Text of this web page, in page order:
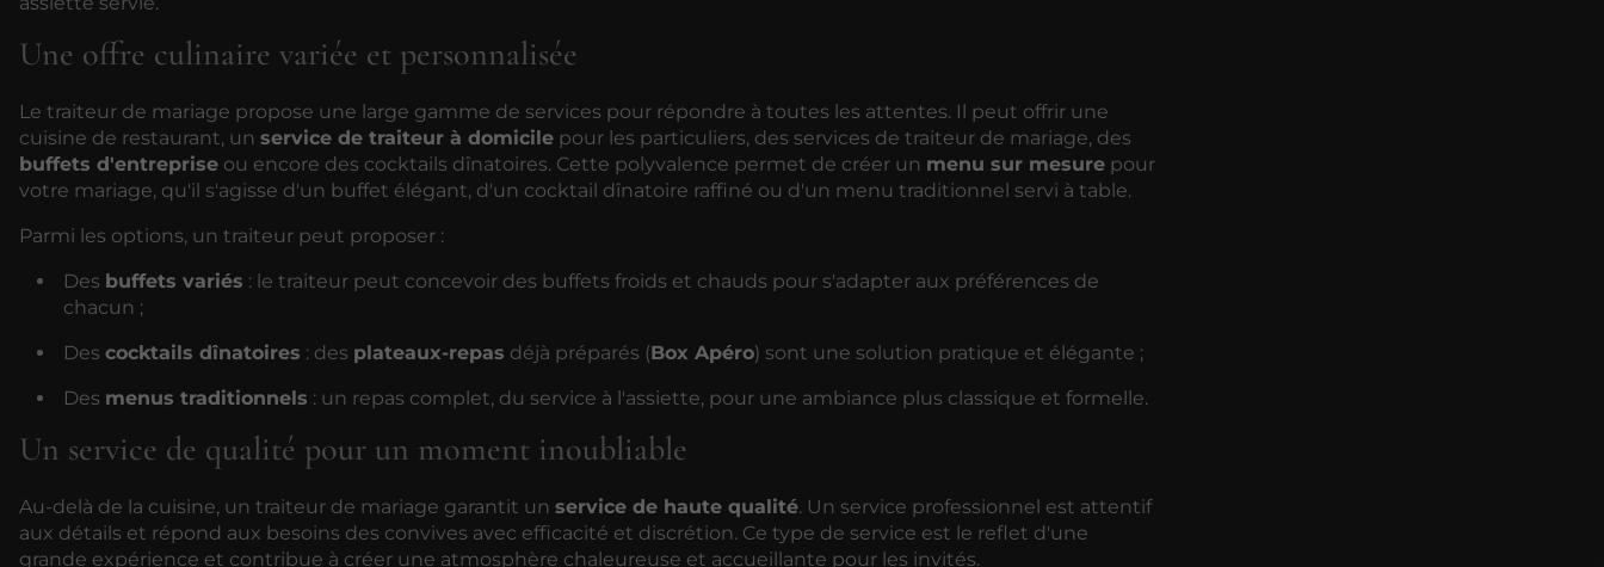
Une offre culinaire variée et personnalisée
Le traiteur de mariage propose une large gamme de services pour répondre à toutes les attentes. Il peut offrir une
cuisine de restaurant, un service de traiteur à domicile pour les particuliers, des services de traiteur de mariage, des
buffets d'entreprise ou encore des cocktails dînatoires. Cette polyvalence permet de créer un menu sur mesure pour
votre mariage, qu'il s'agisse d'un buffet élégant, d'un cocktail dînatoire raffiné ou d'un menu traditionnel servi à table.
Parmi les options, un traiteur peut proposer :
Des buffets variés : le traiteur peut concevoir des buffets froids et chauds pour s'adapter aux préférences de
chacun ;
Des cocktails dînatoires : des plateaux-repas déjà préparés (Box Apéro) sont une solution pratique et élégante ;
Des menus traditionnels : un repas complet, du service à l'assiette, pour une ambiance plus classique et formelle.
Un service de qualité pour un moment inoubliable
Au-delà de la cuisine, un traiteur de mariage garantit un service de haute qualité. Un service professionnel est attentif
aux détails et répond aux besoins des convives avec efficacité et discrétion. Ce type de service est le reflet d'une
grande expérience et contribue à créer une atmosphère chaleureuse et accueillante pour les invités.